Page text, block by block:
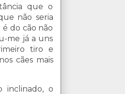
que o
não seria
do cão não
me já a uns
tiro e
cães mais
inclinado, o